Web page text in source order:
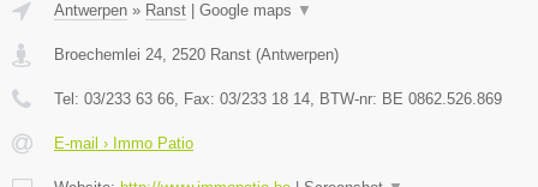
Antwerpen » Ranst Google maps ▼
Broechemlei 24, 2520 Ranst (Antwerpen)
Tel: 03/233 63 66, Fax: 03/233 18 14, BTW-nr: BE 0862.526.869
E-mail › Immo Patio